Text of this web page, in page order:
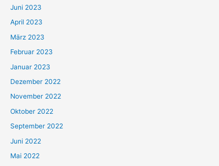
Juni 2023
April 2023
März 2023
Februar 2023
Januar 2023
Dezember 2022
November 2022
Oktober 2022
September 2022
Juni 2022
Mai 2022